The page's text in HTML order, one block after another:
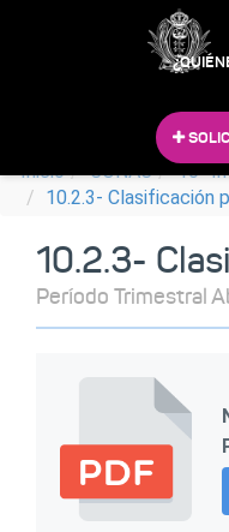
Inicio CONAC 10-
10.2.3- Clasificación
10.2.3-
Período Trimestral